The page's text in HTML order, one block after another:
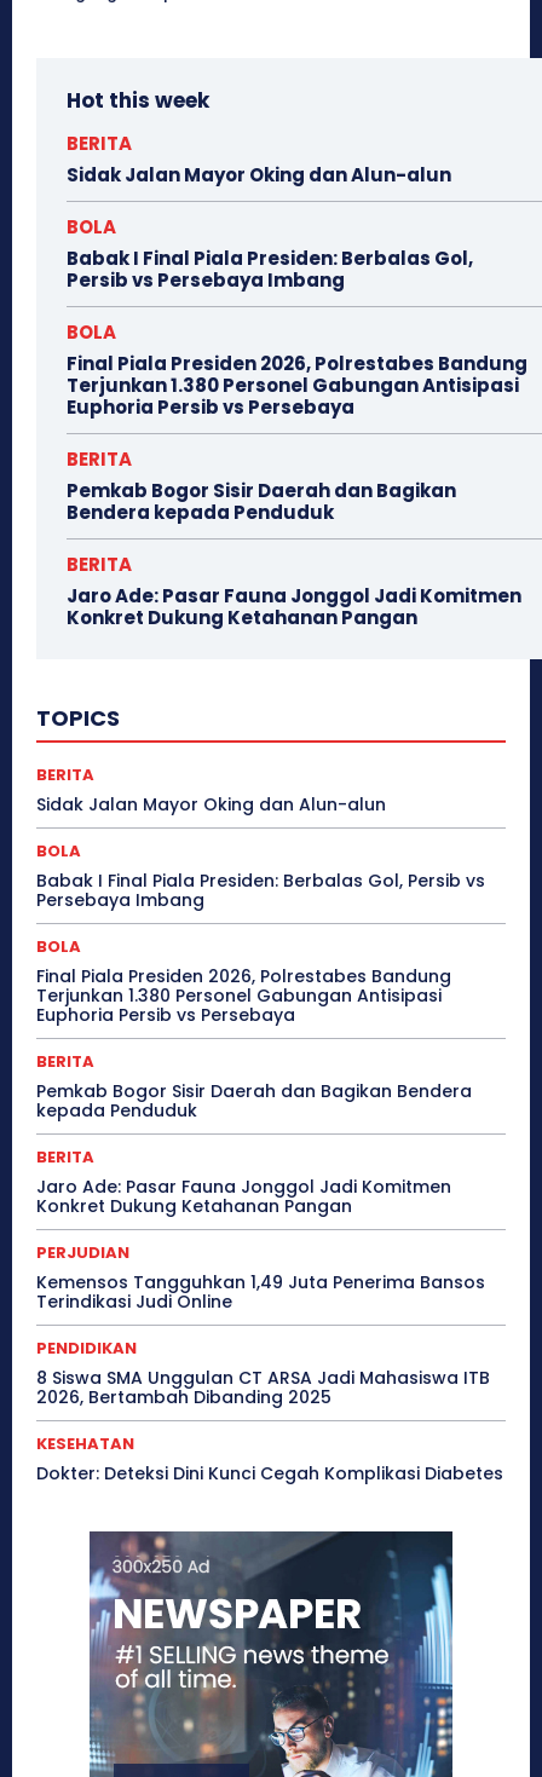
Hot this week
BERITA
Sidak Jalan Mayor Oking dan Alun-alun
BOLA
Babak I Final Piala Presiden: Berbalas Gol,
Persib vs Persebaya Imbang
BOLA
Final Piala Presiden 2026, Polrestabes Bandung
Terjunkan 1.380 Personel Gabungan Antisipasi
Euphoria Persib vs Persebaya
BERITA
Pemkab Bogor Sisir Daerah dan Bagikan
Bendera kepada Penduduk
BERITA
Jaro Ade: Pasar Fauna Jonggol Jadi Komitmen
Konkret Dukung Ketahanan Pangan
TOPICS
BERITA
Sidak Jalan Mayor Oking dan Alun-alun
BOLA
Babak I Final Piala Presiden: Berbalas Gol, Persib vs
Persebaya Imbang
BOLA
Final Piala Presiden 2026, Polrestabes Bandung
Terjunkan 1.380 Personel Gabungan Antisipasi
Euphoria Persib vs Persebaya
BERITA
Pemkab Bogor Sisir Daerah dan Bagikan Bendera
kepada Penduduk
BERITA
Jaro Ade: Pasar Fauna Jonggol Jadi Komitmen
Konkret Dukung Ketahanan Pangan
PERJUDIAN
Kemensos Tangguhkan 1,49 Juta Penerima Bansos
Terindikasi Judi Online
PENDIDIKAN
8 Siswa SMA Unggulan CT ARSA Jadi Mahasiswa ITB
2026, Bertambah Dibanding 2025
KESEHATAN
Dokter: Deteksi Dini Kunci Cegah Komplikasi Diabetes